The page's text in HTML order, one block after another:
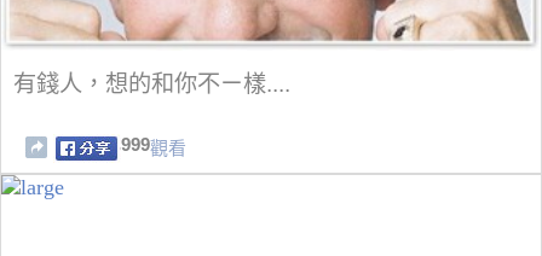
有錢人，想的和你不ㄧ樣....
999觀看